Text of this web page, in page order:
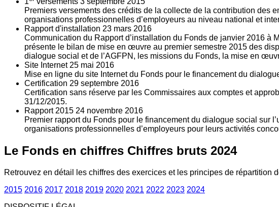
Premiers versements des crédits de la collecte de la contribution des
organisations professionnelles d’employeurs au niveau national et
Rapport d'installation 23 mars 2016
Communication du Rapport d’installation du Fonds de janvier 2016 à
présente le bilan de mise en œuvre au premier semestre 2015 des
dialogue social et de l’AGFPN, les missions du Fonds, la mise en
Site Internet 25 mai 2016
Mise en ligne du site Internet du Fonds pour le financement du
Certification 29 septembre 2016
Certification sans réserve par les Commissaires aux comptes et
31/12/2015.
Rapport 2015 24 novembre 2016
Premier rapport du Fonds pour le financement du dialogue social sur
organisations professionnelles d’employeurs pour leurs activités
Le Fonds en chiffres Chiffres bruts 2024
Retrouvez en détail les chiffres des exercices et les principes de répartition
2015 2016 2017 2018 2019 2020 2021 2022 2023 2024